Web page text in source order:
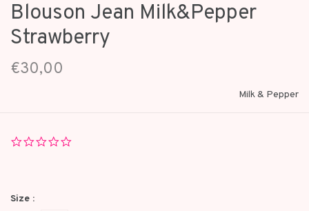
Blouson Jean Milk&Pepper
Strawberry
€30,00
Milk & Pepper
Size :